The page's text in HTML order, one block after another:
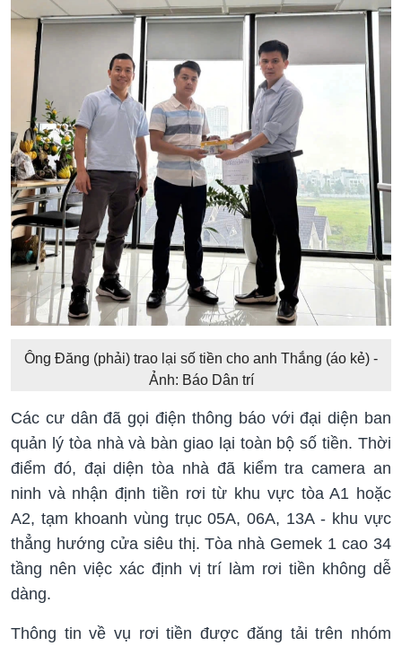
Ông Đăng (phải) trao lại số tiền cho anh Thắng (áo kẻ) -
Ảnh: Báo Dân trí
Các cư dân đã gọi điện thông báo với đại diện ban
quản lý tòa nhà và bàn giao lại toàn bộ số tiền. Thời
điểm đó, đại diện tòa nhà đã kiểm tra camera an
ninh và nhận định tiền rơi từ khu vực tòa A1 hoặc
A2, tạm khoanh vùng trục 05A, 06A, 13A - khu vực
thẳng hướng cửa siêu thị. Tòa nhà Gemek 1 cao 34
tầng nên việc xác định vị trí làm rơi tiền không dễ
dàng.
Thông tin về vụ rơi tiền được đăng tải trên nhóm